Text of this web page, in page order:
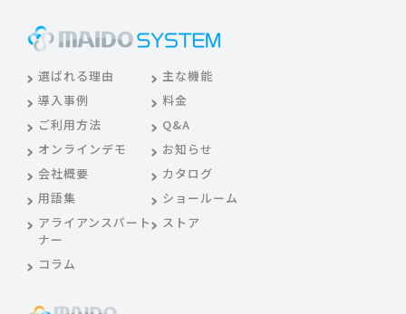
選ばれる理由
主な機能
導入事例
料金
ご利用方法
Q&A
オンラインデモ
お知らせ
会社概要
カタログ
用語集
ショールーム
アライアンスパート
ナー
ストア
コラム